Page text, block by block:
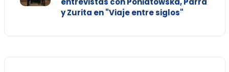
y Zurita en "Viaje entre siglos"